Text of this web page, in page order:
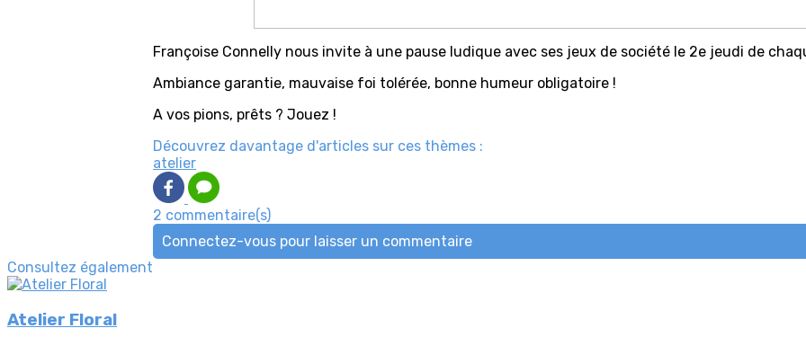
Françoise Connelly nous invite à une pause ludique avec ses jeux de société le 2e jeudi de
Ambiance garantie, mauvaise foi tolérée, bonne humeur obligatoire !
A vos pions, prêts ? Jouez !
Découvrez davantage d'articles sur ces thèmes :
atelier
2 commentaire(s)
Connectez-vous pour laisser un commentaire
Consultez également
Atelier Floral